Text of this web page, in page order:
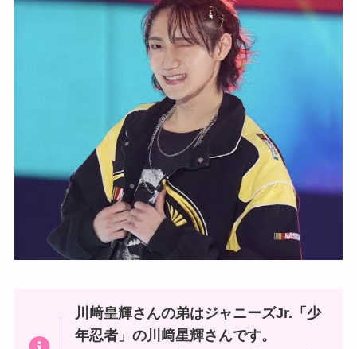
川﨑皇輝さんの弟はジャニーズJr.「少
年忍者」の川﨑星輝さんです。